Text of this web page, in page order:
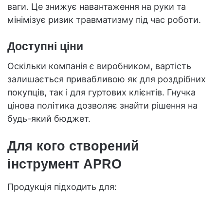
ваги. Це знижує навантаження на руки та
мінімізує ризик травматизму під час роботи.
Доступні ціни
Оскільки компанія є виробником, вартість
залишається привабливою як для роздрібних
покупців, так і для гуртових клієнтів. Гнучка
цінова політика дозволяє знайти рішення на
будь-який бюджет.
Для кого створений
інструмент APRO
Продукція підходить для: